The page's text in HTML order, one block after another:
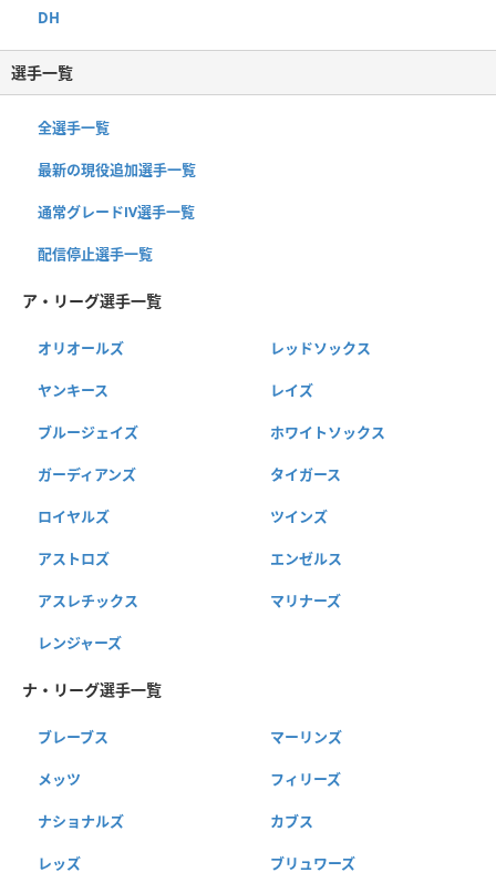
DH
選手一覧
全選手一覧
最新の現役追加選手一覧
通常グレードⅣ選手一覧
配信停止選手一覧
ア・リーグ選手一覧
オリオールズ レッドソックス
ヤンキース レイズ
ブルージェイズ ホワイトソックス
ガーディアンズ タイガース
ロイヤルズ ツインズ
アストロズ エンゼルス
アスレチックス マリナーズ
レンジャーズ
ナ・リーグ選手一覧
ブレーブス マーリンズ
メッツ フィリーズ
ナショナルズ カブス
レッズ ブリュワーズ